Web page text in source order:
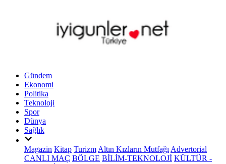
Gündem
Ekonomi
Politika
Teknoloji
Spor
Dünya
Sağlık
Magazin Kitap Turizm Altın Kızların Mutfağı Advertorial
CANLI MAÇ BÖLGE BİLİM-TEKNOLOJİ KÜLTÜR -